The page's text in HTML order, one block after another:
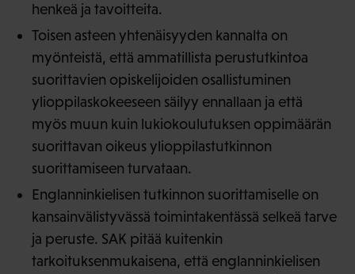
henkeä ja tavoitteita.
Toisen asteen yhtenäisyyden kannalta on
myönteistä, että ammatillista perustutkintoa
suorittavien opiskelijoiden osallistuminen
ylioppilaskokeeseen säilyy ennallaan ja että
myös muun kuin lukiokoulutuksen oppimäärän
suorittavan oikeus ylioppilastutkinnon
suorittamiseen turvataan.
Englanninkielisen tutkinnon suorittamiselle on
kansainvälistyvässä toimintakentässä selkeä tarve
ja peruste. SAK pitää kuitenkin
tarkoituksenmukaisena, että englanninkielisen